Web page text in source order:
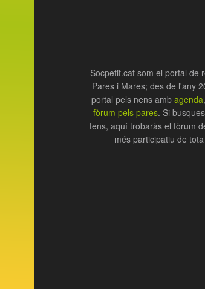
Socpetit.cat som el portal de
Pares i Mares; des de l'any
portal pels nens amb agenda,
fòrum pels pares. Si
tens, aquí trobaràs el fòrum
més participatiu de